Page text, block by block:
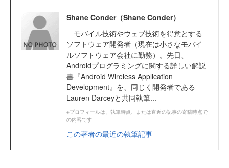
Shane Conder（Shane Conder）
モバイル技術やウェブ技術を得意とする
ソフトウェア開発者（現在は小さなモバイ
ルソフトウェア会社に勤務）。先日、
Androidプログラミングに関する詳しい解説
書『Android Wireless Application
Development』を、同じく開発者である
Lauren Darceyと共同執筆...
※プロフィールは、執筆時点、または直近の記事の寄稿時点で
の内容です
この著者の最近の執筆記事